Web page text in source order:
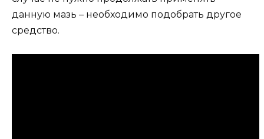
данную мазь – необходимо подобрать другое
средство.